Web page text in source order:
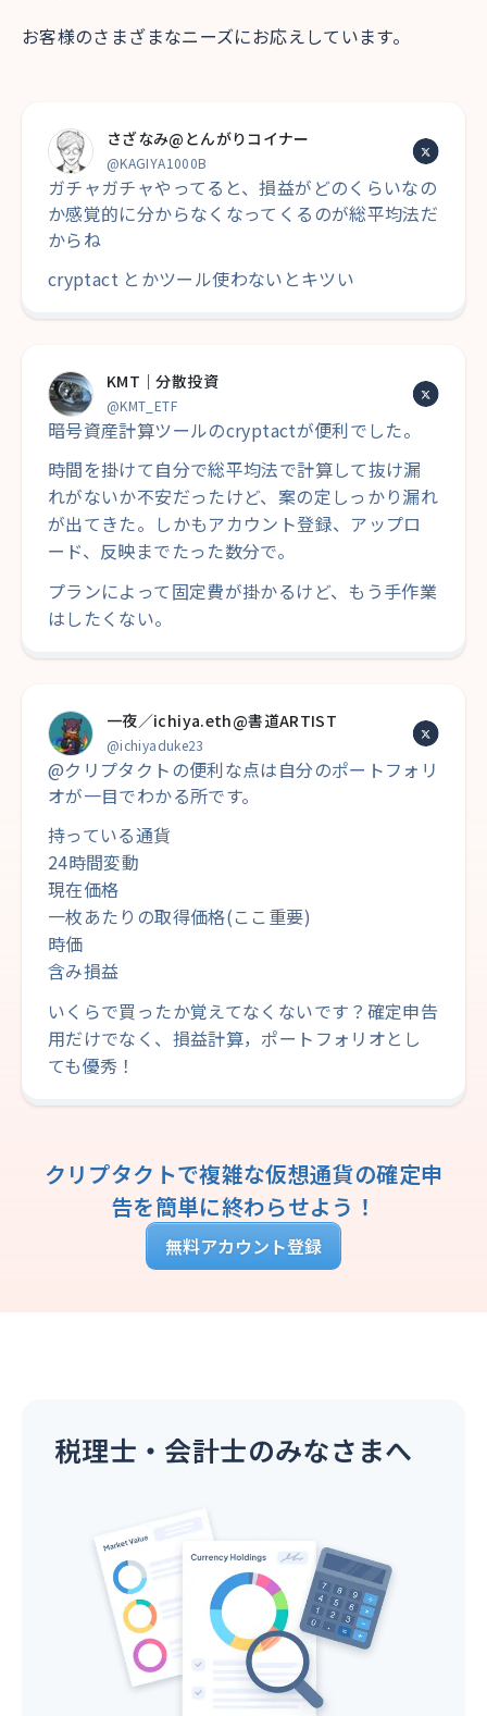
お客様のさまざまなニーズにお応えしています。
さざなみ@とんがりコイナー
@KAGIYA1000B
ガチャガチャやってると、損益がどのくらいなの
か感覚的に分からなくなってくるのが総平均法だ
からね
cryptact とかツール使わないとキツい
KMT｜分散投資
@KMT_ETF
暗号資産計算ツールのcryptactが便利でした。
時間を掛けて自分で総平均法で計算して抜け漏
れがないか不安だったけど、案の定しっかり漏れ
が出てきた。しかもアカウント登録、アップロ
ード、反映までたった数分で。
プランによって固定費が掛かるけど、もう手作業
はしたくない。
一夜／ichiya.eth@書道ARTIST
@ichiyaduke23
@クリプタクトの便利な点は自分のポートフォリ
オが一目でわかる所です。
持っている通貨
24時間変動
現在価格
一枚あたりの取得価格(ここ重要)
時価
含み損益
いくらで買ったか覚えてなくないです？確定申告
用だけでなく、損益計算，ポートフォリオとし
ても優秀！
クリプタクトで複雑な仮想通貨の確定申
告を簡単に終わらせよう！
無料アカウント登録
税理士・会計士のみなさまへ